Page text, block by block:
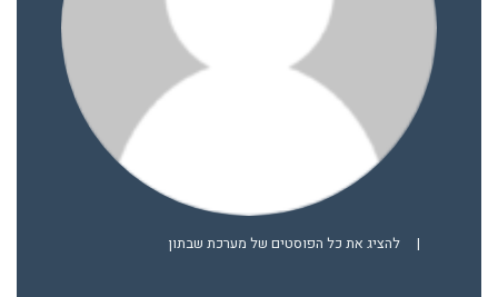
| להציג את כל הפוסטים של מערכת שבתון